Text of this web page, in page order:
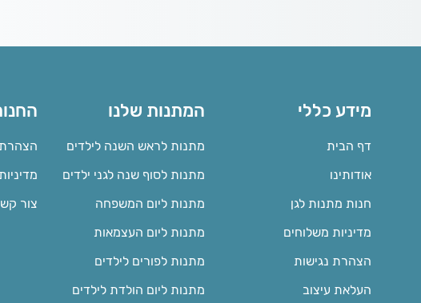
מידע כללי
דף הבית
אודותינו
חנות מתנות לגן
מדיניות משלוחים
הצהרת נגישות
העלאת עיצוב
המתנות שלנו
מתנות לראש השנה לילדים
מתנות לסוף שנה לגני ילדים
מתנות ליום המשפחה
מתנות ליום העצמאות
מתנות לפורים לילדים
מתנות ליום הולדת לילדים
הצהרת
צור